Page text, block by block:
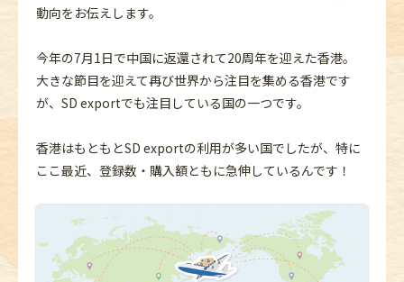
動向をお伝えします。
今年の7月1日で中国に返還されて20周年を迎えた香港。
大きな節目を迎えて再び世界から注目を集める香港です
が、SD exportでも注目している国の一つです。
香港はもともとSD exportの利用が多い国でしたが、特に
ここ最近、登録数・購入額ともに急伸しているんです！